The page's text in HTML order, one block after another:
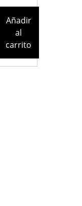
Añadir
al
carrito